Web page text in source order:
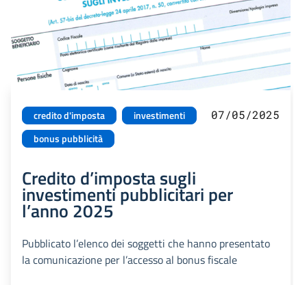
credito d'imposta
investimenti
bonus pubblicità
07/05/2025
Credito d’imposta sugli
investimenti pubblicitari per
l’anno 2025
Pubblicato l’elenco dei soggetti che hanno presentato
la comunicazione per l’accesso al bonus fiscale